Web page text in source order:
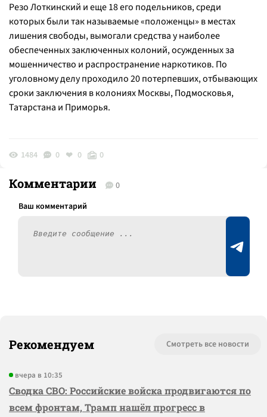
Резо Лоткинский и еще 18 его подельников, среди
которых были так называемые «положенцы» в местах
лишения свободы, вымогали средства у наиболее
обеспеченных заключенных колоний, осужденных за
мошенничество и распространение наркотиков. По
уголовному делу проходило 20 потерпевших, отбывающих
сроки заключения в колониях Москвы, Подмосковья,
Татарстана и Приморья.
1484 0 0 0
Комментарии 0
Рекомендуем Смотреть все новости
вчера в 10:35
Сводка СВО: Российские войска продвигаются по
всем фронтам, Трамп нашёл прогресс в